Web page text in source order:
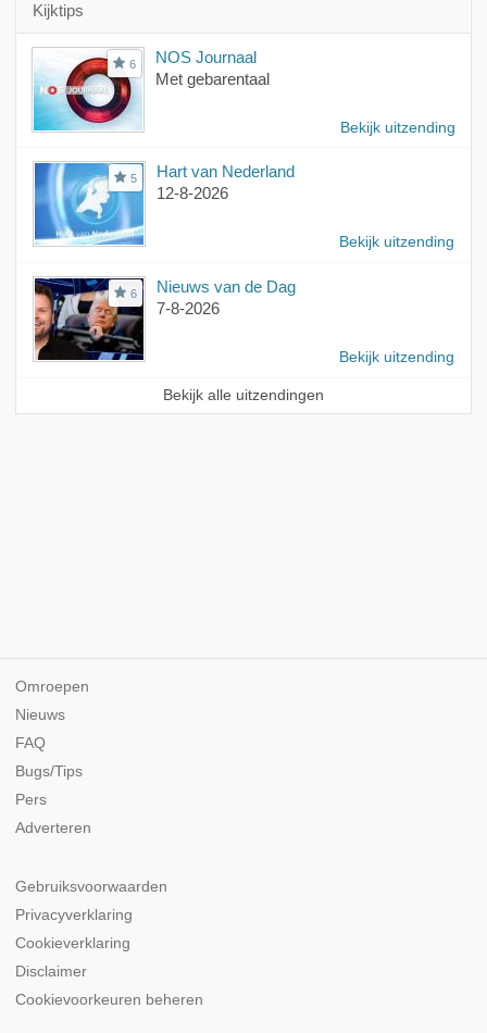
Kijktips
6
NOS Journaal
Met gebarentaal
Bekijk uitzending
5
Hart van Nederland
12-8-2026
Bekijk uitzending
6
Nieuws van de Dag
7-8-2026
Bekijk uitzending
Bekijk alle uitzendingen
Omroepen
Nieuws
FAQ
Bugs/Tips
Pers
Adverteren
Gebruiksvoorwaarden
Privacyverklaring
Cookieverklaring
Disclaimer
Cookievoorkeuren beheren